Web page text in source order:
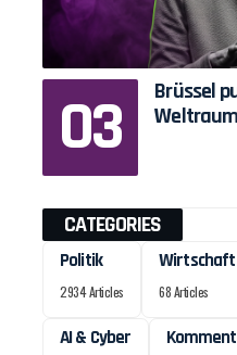
Brüssel
CATEGORIES
Politik
2934 Articles
Wirtschaft
68 Articles
AI & Cyber